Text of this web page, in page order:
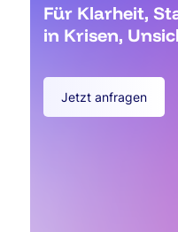
Für Klarheit,
in Krisen,
Jetzt anfragen